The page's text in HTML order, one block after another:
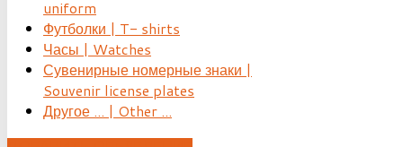
uniform
Футболки | T- shirts
Часы | Watches
Сувенирные номерные знаки |
Souvenir license plates
Другое ... | Other ...